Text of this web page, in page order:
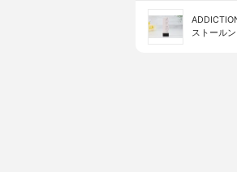
ストール